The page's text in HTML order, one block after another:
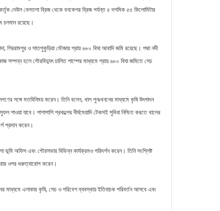
দেউল বেলতলা ব্রিজ থেকে বনকেশর ব্রিজ পর্যন্ত ৫ দশমিক ৫৫ কিলোমিটার
চলমান রয়েছে।
শিররামপুর ও সাতপুকুড়িয়া মৌজায় প্রায় ৬৮০ বিঘা আবাদি জমি রয়েছে। পদ্মা নদী
সম্পন্ন হলে সৌরবিদ্যুৎ চালিত পাম্পের মাধ্যমে প্রায় ৬৮০ বিঘা জমিতে সেচ
সঙ্গে মতবিনিময় করেন। তিনি বলেন, খাল পুনঃখননের মাধ্যমে কৃষি উৎপাদন
যাবে। পাশাপাশি প্রকল্পের দীর্ঘমেয়াদি টেকসই সুবিধা নিশ্চিত করতে খালের
প্রদান করেন।
ভূমি অফিস এবং পৌরসভার বিভিন্ন কার্যক্রমও পরিদর্শন করেন। তিনি সংশ্লিষ্ট
করার ওপর গুরুত্বারোপ করেন।
মাধ্যমে এলাকার কৃষি, সেচ ও পরিবেশ ব্যবস্থায় ইতিবাচক পরিবর্তন আসবে এবং